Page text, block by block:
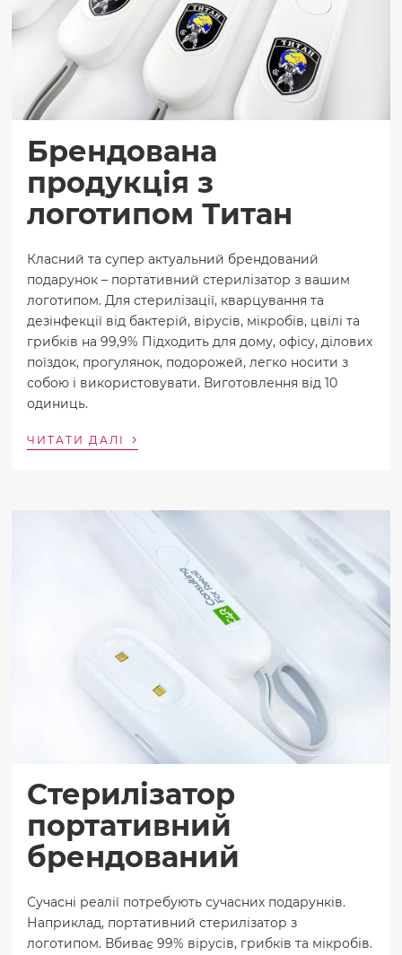
Брендована
продукція з
логотипом Титан
Класний та супер актуальний брендований
подарунок – портативний стерилізатор з вашим
логотипом. Для стерилізації, кварцування та
дезінфекції від бактерій, вірусів, мікробів, цвілі та
грибків на 99,9% Підходить для дому, офісу, ділових
поїздок, прогулянок, подорожей, легко носити з
собою і використовувати. Виготовлення від 10
одиниць.
ЧИТАТИ ДАЛІ ›
Стерилізатор
портативний
брендований
Сучасні реалії потребують сучасних подарунків.
Наприклад, портативний стерилізатор з
логотипом. Вбиває 99% вірусів, грибків та мікробів.